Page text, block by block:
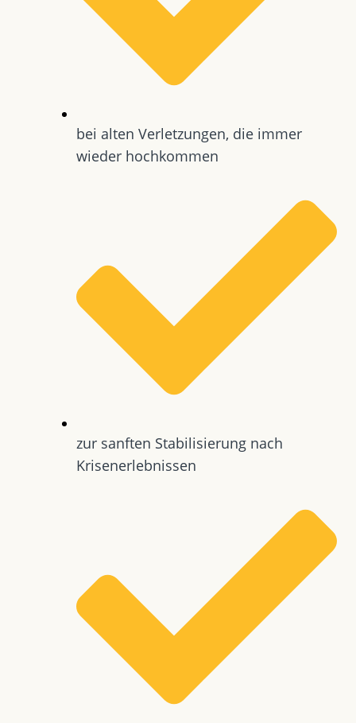
bei alten Verletzungen, die immer
wieder hochkommen
zur sanften Stabilisierung nach
Krisenerlebnissen